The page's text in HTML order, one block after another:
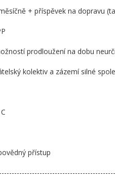
+ příspěvek na dopravu
prodloužení na dobu
kolektiv a zázemí silné
přístup